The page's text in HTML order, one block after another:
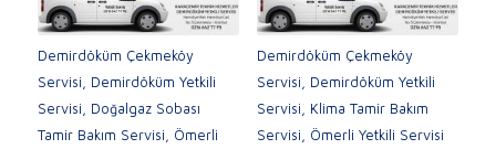
Demirdöküm Çekmeköy
Servisi, Demirdöküm Yetkili
Servisi, Doğalgaz Sobası
Tamir Bakım Servisi, Ömerli
Demirdöküm Çekmeköy
Servisi, Demirdöküm Yetkili
Servisi, Klima Tamir Bakım
Servisi, Ömerli Yetkili Servisi